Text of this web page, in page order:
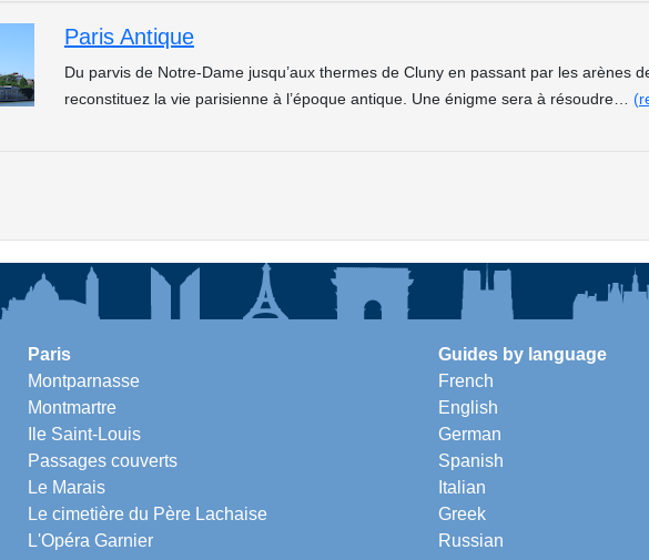
Paris Antique
Du parvis de Notre-Dame jusqu’aux thermes de Cluny en passant par les arènes
reconstituez la vie parisienne à l’époque antique. Une énigme sera à résoudre…
Paris
Montparnasse
Montmartre
Ile Saint-Louis
Passages couverts
Le Marais
Le cimetière du Père Lachaise
L'Opéra Garnier
Guides by language
French
English
German
Spanish
Italian
Greek
Russian